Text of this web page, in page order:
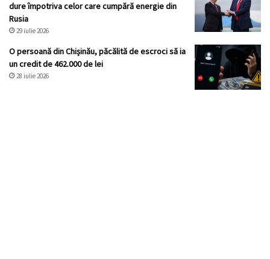
dure împotriva celor care cumpără energie din
Rusia
29 iulie 2026
O persoană din Chișinău, păcălită de escroci să ia
un credit de 462.000 de lei
28 iulie 2026